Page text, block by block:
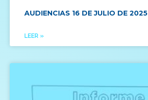
AUDIENCIAS 16 DE JULIO DE 2025
LEER »